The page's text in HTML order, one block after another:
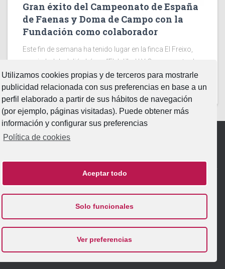
Utilizamos cookies propias y de terceros para mostrarle
publicidad relacionada con sus preferencias en base a un
perfil elaborado a partir de sus hábitos de navegación
(por ejemplo, páginas visitadas). Puede obtener más
información y configurar sus preferencias
Política de cookies
Aceptar todo
Solo funcionales
Ver preferencias
Gran éxito del Campeonato de España
de Faenas y Doma de Campo con la
Fundación como colaborador
Este fin de semana ha tenido lugar en la finca El Freixo,
propiedad de Julián López “El Juli”. el LV Campeonato de
España Intercomunitario de Faenas y Doma de Campo
2026. Dos jornadas en la Leer más…
Aviso Legal|Política de Privacidad
INICIO FUNDACIÓN PATRIMONIO ACTIVIDADES
NOTICIAS ESCUELA EXPERIENCIAS HAZTE AMIGO
| Funciona gracias a